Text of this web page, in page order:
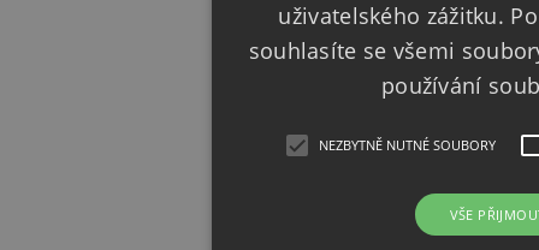
uživatelského zážitku.
souhlasíte se všemi
používání
NEZBYTNĚ NUTNÉ SOUBORY
VŠE